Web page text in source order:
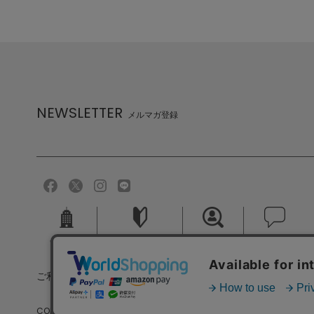
NEWSLETTER メルマガ登録
会社概要 ご利用ガイド 採用情報 お問い合せ
ご利用規約 個人情報保護方針
COPYRIGHT (C) MELROSE CO.,LTD.ALL RIGHTS RESERVED.